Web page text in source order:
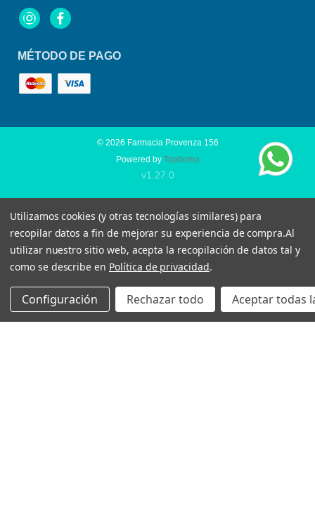
InstagramFacebook
MÉTODO DE PAGO
© 2026 Farmacia Provenza 156
Powered by Topfarma
v1.27.0
Utilizamos cookies (y otras tecnologías similares) para
recopilar datos a fin de mejorar su experiencia de compra.Al
utilizar nuestro sitio web, acepta la recopilación de datos tal y
como se describe en Política de privacidad.
Configuración Rechazar todo Aceptar todas